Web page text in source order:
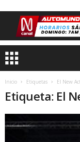
Inicio Etiquetas El New
Etiqueta: El